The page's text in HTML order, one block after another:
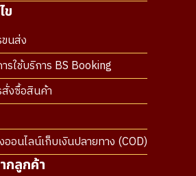
ข
นส่ง
รใช้บริการ BS Booking
สั่งซื้อสินค้า
อนไลน์เก็บเงินปลายทาง (COD)
กลูกค้า